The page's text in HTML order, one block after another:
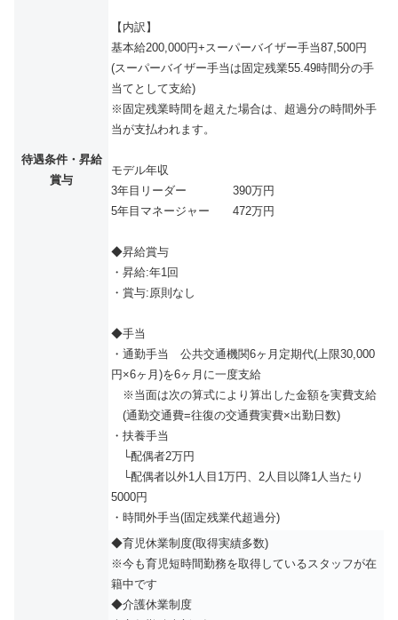
待遇条件・昇給
賞与
【内訳】
基本給200,000円+スーパーバイザー手当87,500円
(スーパーバイザー手当は固定残業55.49時間分の手
当てとして支給)
※固定残業時間を超えた場合は、超過分の時間外手
当が支払われます。
モデル年収
3年目リーダー 390万円
5年目マネージャー 472万円
◆昇給賞与
・昇給:年1回
・賞与:原則なし
◆手当
・通勤⼿当 公共交通機関6ヶ⽉定期代(上限30,000
円×6ヶ⽉)を6ヶ⽉に⼀度⽀給
※当面は次の算式により算出した金額を実費支給
(通勤交通費=往復の交通費実費×出勤日数)
・扶養手当
└配偶者2万円
└配偶者以外1人目1万円、2人目以降1人当たり
5000円
・時間外手当(固定残業代超過分)
◆育児休業制度(取得実績多数)
※今も育児短時間勤務を取得しているスタッフが在
籍中です
◆介護休業制度